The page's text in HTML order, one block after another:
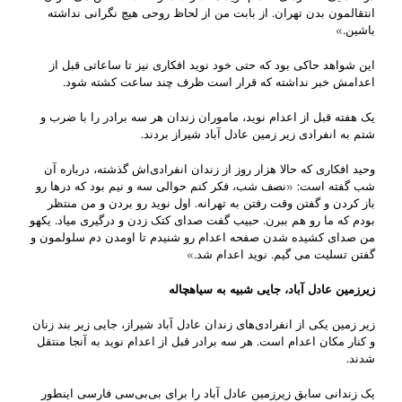
انتقالمون بدن تهران. از بابت من از لحاظ روحی هیچ نگرانی نداشته
باشین.»
این شواهد حاکی بود که حتی خود نوید افکاری نیز تا ساعاتی قبل از
اعدامش خبر نداشته که قرار است ظرف چند ساعت کشته شود.
یک هفته قبل از اعدام نوید، ماموران زندان هر سه برادر را با ضرب و
شتم به انفرادی زیر زمین عادل آباد شیراز بردند.
وحید افکاری که حالا هزار روز از زندان انفرادی‌اش گذشته، درباره آن
شب گفته است: «نصف شب، فکر کنم حوالی سه و نیم بود که درها رو
باز کردن و گفتن وقت رفتن به تهرانه. اول نوید رو بردن و من منتظر
بودم که ما رو هم ببرن. حبیب گفت صدای کتک زدن و درگیری میاد. یکهو
من صدای کشیده شدن صفحه اعدام رو شنیدم تا اومدن دم سلولمون و
گفتن تسلیت می گیم. نوید اعدام شد.»
زیرزمین عادل آباد، جایی شبیه به سیاهچاله
زیر زمین یکی از انفرادی‌های زندان عادل آباد شیراز، جایی زیر بند زنان
و کنار مکان اعدام است. هر سه برادر قبل از اعدام نوید به آنجا منتقل
شدند.
یک زندانی سابق زیرزمین عادل آباد را برای بی‌بی‌سی فارسی اینطور